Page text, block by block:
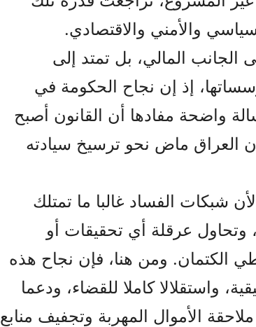
والأمني والاقتصادي.
الجانب المالي، بل تمتد إلى
إذ إن نجاح الحكومة في
واضحة مفادها أن القانون أصبح
العراق ماض نحو ترسيخ سيادته
شبكات الفساد غالبا ما تمتلك
وتحاول عرقلة أي تحقيقات أو
الكتمان. ومن هنا، فإن نجاح هذه
واستقلالا كاملا للقضاء، ودعما
ملاحقة الأموال المهربة وتجفيف منابع